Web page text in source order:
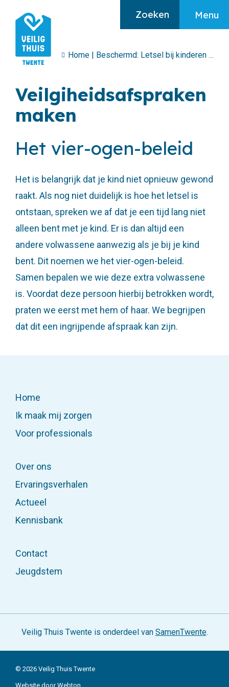
Zoeken Menu
Home
Ik heb hulp nodig
Ik maak mij zorgen
Over huiselijk geweld
Situaties
Voor professionals
Veelgestelde vragen
Home | Beschermd: Letsel bij kinderen
Veilgiheidsafspraken
maken
Het vier-ogen-beleid
Het is belangrijk dat je kind niet opnieuw gewond
raakt. Als nog niet duidelijk is hoe het letsel is
ontstaan, spreken we af dat je een tijd lang niet
alleen bent met je kind. Er is dan altijd een
andere volwassene aanwezig als je bij je kind
bent. Dit noemen we het vier-ogen-beleid.
Samen bepalen we wie deze extra volwassene
is. Voordat deze persoon hierbij betrokken wordt,
praten we eerst met hem of haar. We begrijpen
dat dit een ingrijpende afspraak kan zijn.
Home
Ik maak mij zorgen
Voor professionals
Over ons
Ervaringsverhalen
Actueel
Kennisbank
Contact
Jeugdstem
Veilig Thuis Twente is onderdeel van SamenTwente.
© 2026 Veilig Thuis Twente
Website door Webton